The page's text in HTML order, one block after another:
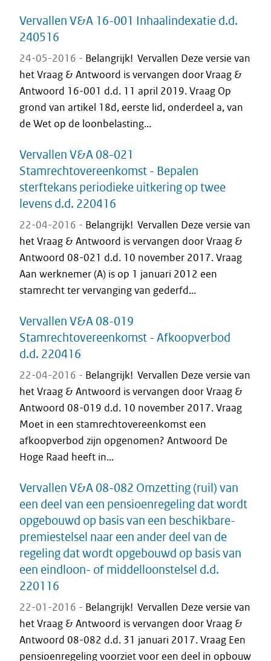
Vervallen V&A 16-001 Inhaalindexatie d.d.
240516
24-05-2016 - Belangrijk! Vervallen Deze versie van
het Vraag & Antwoord is vervangen door Vraag &
Antwoord 16-001 d.d. 11 april 2019. Vraag Op
grond van artikel 18d, eerste lid, onderdeel a, van
de Wet op de loonbelasting...
Vervallen V&A 08-021
Stamrechtovereenkomst - Bepalen
sterftekans periodieke uitkering op twee
levens d.d. 220416
22-04-2016 - Belangrijk! Vervallen Deze versie van
het Vraag & Antwoord is vervangen door Vraag &
Antwoord 08-021 d.d. 10 november 2017. Vraag
Aan werknemer (A) is op 1 januari 2012 een
stamrecht ter vervanging van gederfd...
Vervallen V&A 08-019
Stamrechtovereenkomst - Afkoopverbod
d.d. 220416
22-04-2016 - Belangrijk! Vervallen Deze versie van
het Vraag & Antwoord is vervangen door Vraag &
Antwoord 08-019 d.d. 10 november 2017. Vraag
Moet in een stamrechtovereenkomst een
afkoopverbod zijn opgenomen? Antwoord De
Hoge Raad heeft in...
Vervallen V&A 08-082 Omzetting (ruil) van
een deel van een pensioenregeling dat wordt
opgebouwd op basis van een beschikbare-
premiestelsel naar een ander deel van de
regeling dat wordt opgebouwd op basis van
een eindloon- of middelloonstelsel d.d.
220116
22-01-2016 - Belangrijk! Vervallen Deze versie van
het Vraag & Antwoord is vervangen door Vraag &
Antwoord 08-082 d.d. 31 januari 2017. Vraag Een
pensioenregeling voorziet voor een deel in opbouw